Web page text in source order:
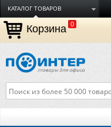
КАТАЛОГ ТОВАРОВ
ДОСТАВКА
ОПЛАТА
ТОРГОВЫЕ МАРКИ
О КОМПАНИИ
Корзина 0